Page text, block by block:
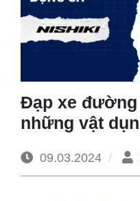
1965
Đạp xe đường
những vật
09.03.2024